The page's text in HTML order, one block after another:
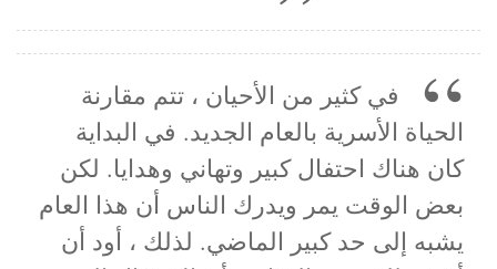
في كثير من الأحيان ، تتم مقارنة
الحياة الأسرية بالعام الجديد. في البداية
كان هناك احتفال كبير وتهاني وهدايا. لكن
بعض الوقت يمر ويدرك الناس أن هذا العام
يشبه إلى حد كبير الماضي. لذلك ، أود أن